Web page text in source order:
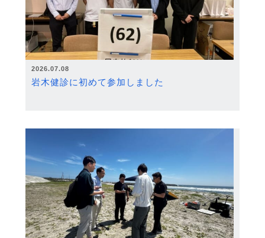
2026.07.08
岩木健診に初めて参加しました